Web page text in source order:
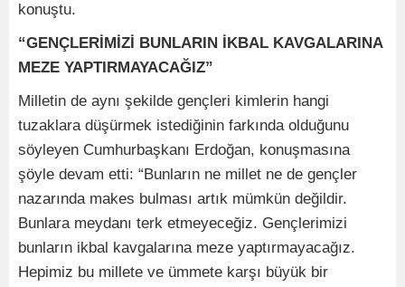
konuştu.
“GENÇLERİMİZİ BUNLARIN İKBAL KAVGALARINA
MEZE YAPTIRMAYACAĞIZ”
Milletin de aynı şekilde gençleri kimlerin hangi
tuzaklara düşürmek istediğinin farkında olduğunu
söyleyen Cumhurbaşkanı Erdoğan, konuşmasına
şöyle devam etti: “Bunların ne millet ne de gençler
nazarında makes bulması artık mümkün değildir.
Bunlara meydanı terk etmeyeceğiz. Gençlerimizi
bunların ikbal kavgalarına meze yaptırmayacağız.
Hepimiz bu millete ve ümmete karşı büyük bir